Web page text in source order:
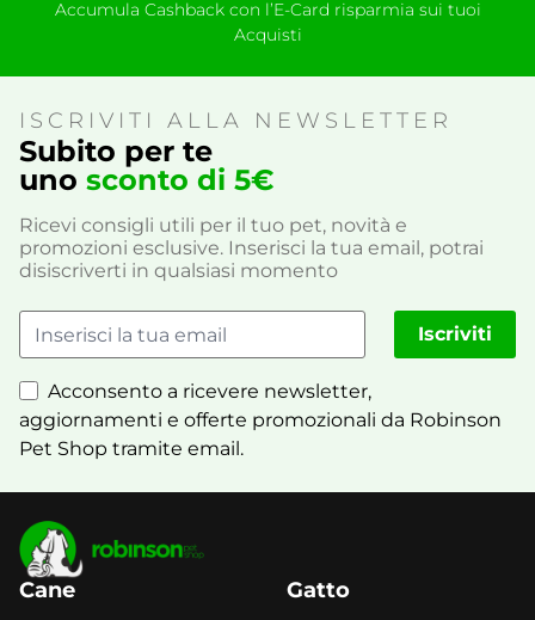
Accumula Cashback con l’E-Card risparmia sui tuoi
Acquisti
ISCRIVITI ALLA NEWSLETTER
Subito per te
uno sconto di 5€
Ricevi consigli utili per il tuo pet, novità e
promozioni esclusive. Inserisci la tua email, potrai
disiscriverti in qualsiasi momento
Acconsento a ricevere newsletter,
aggiornamenti e offerte promozionali da Robinson
Pet Shop tramite email.
Iscriviti
Cane
Gatto